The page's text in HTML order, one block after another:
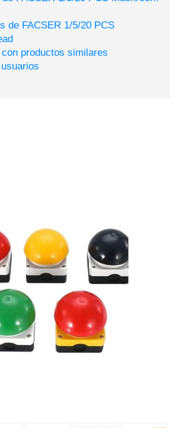
de FACSER 1/5/20 PCS
productos similares